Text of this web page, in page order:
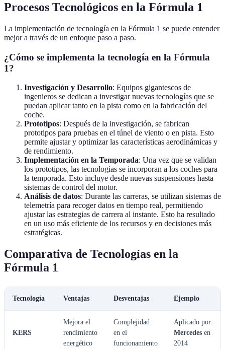
Procesos Tecnológicos en la Fórmula 1
La implementación de tecnología en la Fórmula 1 se puede entender
mejor a través de un enfoque paso a paso.
¿Cómo se implementa la tecnología en la Fórmula
1?
Investigación y Desarrollo: Equipos gigantescos de
ingenieros se dedican a investigar nuevas tecnologías que se
puedan aplicar tanto en la pista como en la fabricación del
coche.
Prototipos: Después de la investigación, se fabrican
prototipos para pruebas en el túnel de viento o en pista. Esto
permite ajustar y optimizar las características aerodinámicas y
de rendimiento.
Implementación en la Temporada: Una vez que se validan
los prototipos, las tecnologías se incorporan a los coches para
la temporada. Esto incluye desde nuevas suspensiones hasta
sistemas de control del motor.
Análisis de datos: Durante las carreras, se utilizan sistemas de
telemetría para recoger datos en tiempo real, permitiendo
ajustar las estrategias de carrera al instante. Esto ha resultado
en un uso más eficiente de los recursos y en decisiones más
estratégicas.
Comparativa de Tecnologías en la
Fórmula 1
Tecnología Ventajas Desventajas Ejemplo
KERS
Mejora el
rendimiento
energético
Complejidad
en el
funcionamiento
Aplicado por
Mercedes en
2014